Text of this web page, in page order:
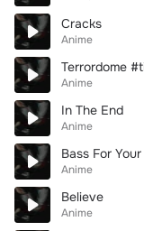
Cracks
Anime
Terrordome
Anime
In The End
Anime
Bass For
Anime
Believe
Anime